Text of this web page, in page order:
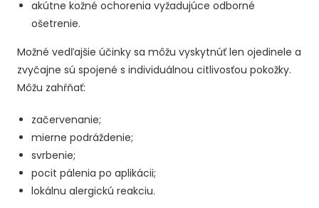
akútne kožné ochorenia vyžadujúce odborné
ošetrenie.
Možné vedľajšie účinky sa môžu vyskytnúť len ojedinele a
zvyčajne sú spojené s individuálnou citlivosťou pokožky.
Môžu zahŕňať:
začervenanie;
mierne podráždenie;
svrbenie;
pocit pálenia po aplikácii;
lokálnu alergickú reakciu.